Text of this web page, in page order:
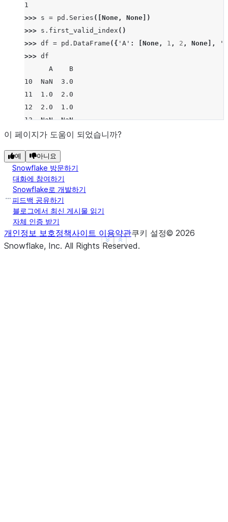
1
>>> s = pd . Series ([ None , None ])
>>> s . first_valid_index ()
>>> df = pd . DataFrame ({ 'A' : None , 1 , 2 , None ],
>>> df
      A    B
10  NaN  3.0
11  1.0  2.0
12  2.0  1.0
13  NaN  NaN
>>> df .first_valid_index
>>> df =
>>> df.first_valid_index
'i'
Show less
See more
이 페이지가 도움이 되었습니까?
예 아니요
Snowflake 방문하기
대화에 참여하기
Snowflake로 개발하기
피드백 공유하기
블로그에서 최신 게시물 읽기
자체 인증 받기
개인정보 보호정책사이트 이용약관쿠키 설정© 2026
Snowflake, Inc. All Rights Reserved.